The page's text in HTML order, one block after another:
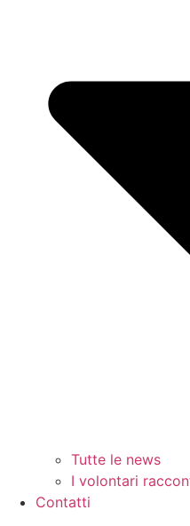
Tutte le news
I volontari
Contatti